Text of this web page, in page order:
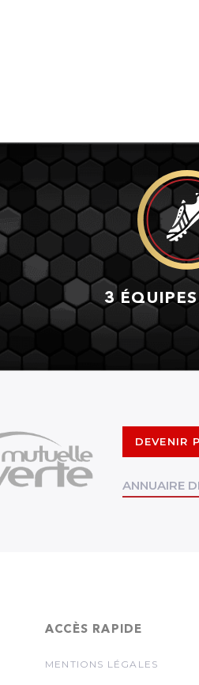
3
DEVENIR
ANNUAIRE
ACCÈS RAPIDE
MENTIONS LÉGALES